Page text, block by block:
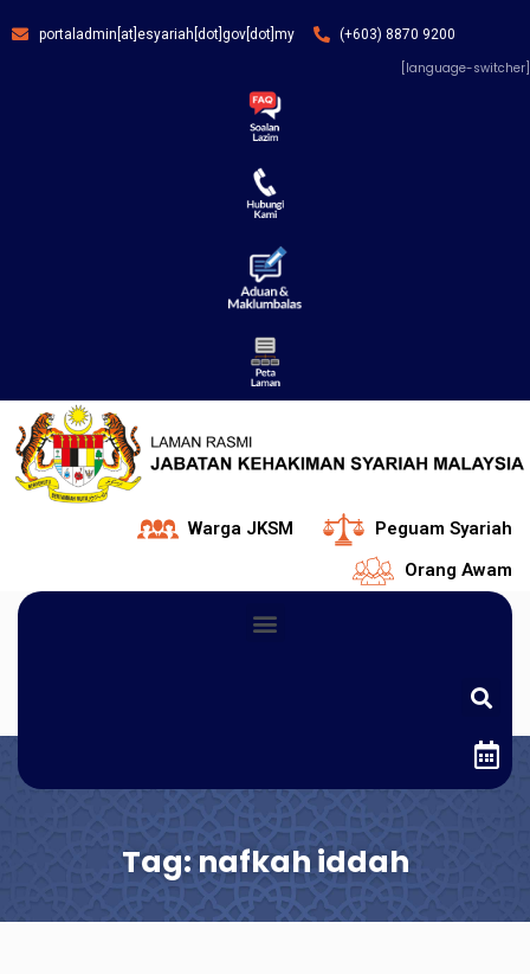
portaladmin[at]esyariah[dot]gov[dot]my (+603) 8870 9200
[language-switcher]
Warga JKSM
Peguam Syariah
Orang Awam
Tag: nafkah iddah